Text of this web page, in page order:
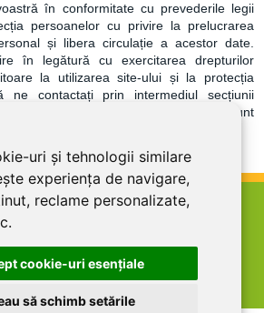
uri și tehnologii similare
experiența de navigare,
reclame personalizate,
cookie-uri esenţiale
să schimb setările
în conformitate cu prevederile legii
persoanelor cu privire la prelucrarea
și libera circulație a acestor date.
în legătură cu exercitarea drepturilor
la utilizarea site-ului și la protecția
ne contactați prin intermediul secțiunii
cele enunțate mai sus și declar că sunt
condiții generale de utilizare.
abonare la newsletter